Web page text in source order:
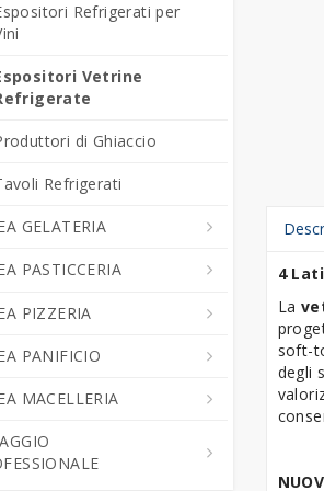
di Ghiaccio
BAR
Refrigerati per
Vetrine
di Ghiaccio
Refrigerati
GELATERIA
di Temperatura -
PASTICCERIA
di Temperatura -
e Tavoli
PIZZERIA
Pizza
Pizza Refrigerati
PANIFICIO
e Tavoli
MACELLERIA
per Stagionatura
4 Lati
La
soft-
degli